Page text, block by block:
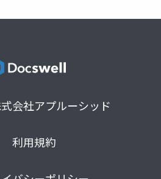
会社アプルーシッド
利用規約